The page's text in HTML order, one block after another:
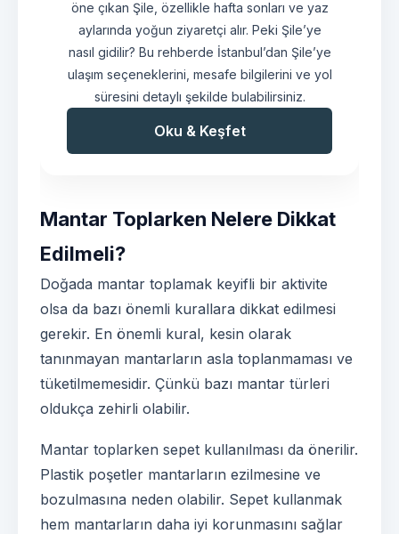
öne çıkan Şile, özellikle hafta sonları ve yaz
aylarında yoğun ziyaretçi alır. Peki Şile’ye
nasıl gidilir? Bu rehberde İstanbul’dan Şile’ye
ulaşım seçeneklerini, mesafe bilgilerini ve yol
süresini detaylı şekilde bulabilirsiniz.
Oku & Keşfet
Mantar Toplarken Nelere Dikkat
Edilmeli?
Doğada mantar toplamak keyifli bir aktivite
olsa da bazı önemli kurallara dikkat edilmesi
gerekir. En önemli kural, kesin olarak
tanınmayan mantarların asla toplanmaması ve
tüketilmemesidir. Çünkü bazı mantar türleri
oldukça zehirli olabilir.
Mantar toplarken sepet kullanılması da önerilir.
Plastik poşetler mantarların ezilmesine ve
bozulmasına neden olabilir. Sepet kullanmak
hem mantarların daha iyi korunmasını sağlar